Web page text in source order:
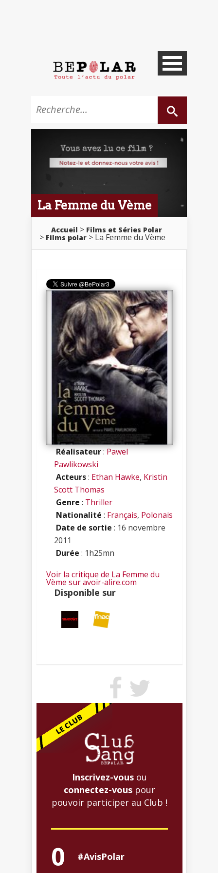
La Femme du Vème
Accueil
Films et Séries Polar
Films polar
La Femme du Vème
Réalisateur:Pawel
Pawlikowski
Acteurs: Ethan Hawke, Kristin
Scott Thomas
Genre : Thriller
Nationalité : Français, Polonais
Date de sortie : 16 novembre
2011
Durée : 1h25mn
Voir la critique de La Femme du
Vème sur avoir-alire.com
Disponible sur
Inscrivez-vous ou
connectez-vous pour
pouvoir participer au Club !
0 #AvisPolar